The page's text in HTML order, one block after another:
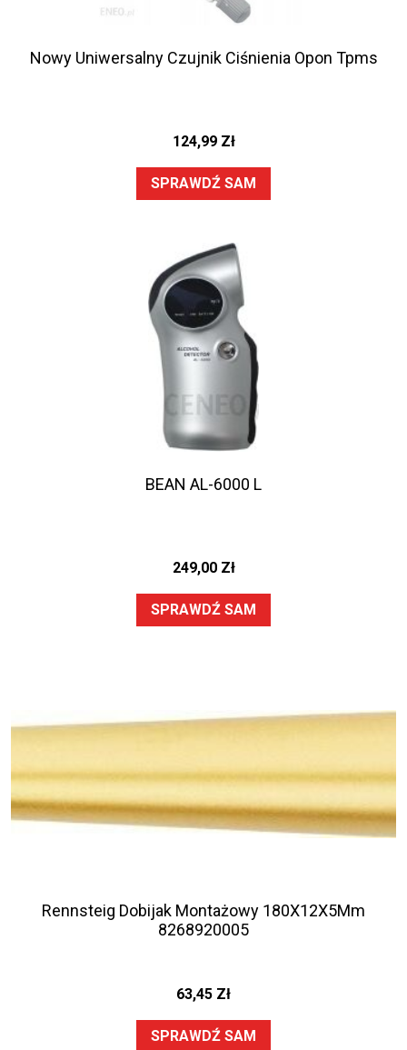
Nowy Uniwersalny Czujnik Ciśnienia Opon Tpms
124,99 Zł
SPRAWDŹ SAM
BEAN AL-6000 L
249,00 Zł
SPRAWDŹ SAM
Rennsteig Dobijak Montażowy 180X12X5Mm
8268920005
63,45 Zł
SPRAWDŹ SAM